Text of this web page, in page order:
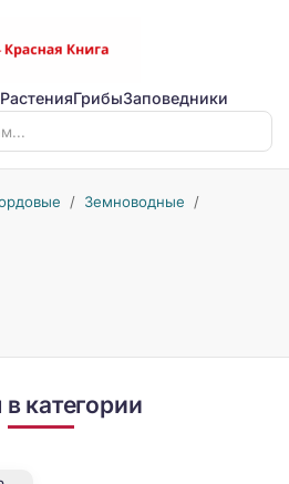
РастенияГрибыЗаповедники
/ Земноводные /
категории